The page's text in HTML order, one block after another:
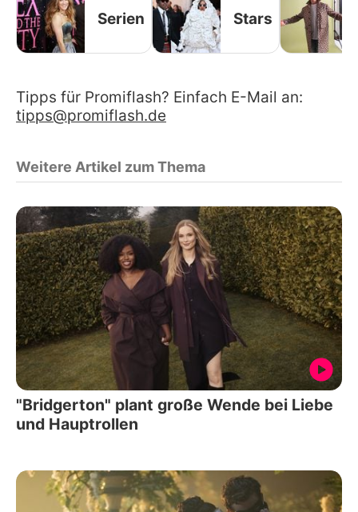
Serien Stars
Tipps für Promiflash? Einfach E-Mail an:
tipps@promiflash.de
Weitere Artikel zum Thema
"Bridgerton" plant große Wende bei Liebe
und Hauptrollen